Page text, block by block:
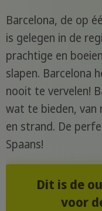
Barcelona, de op
is gelegen in de
prachtige en
slapen. Barcelona
nooit te vervelen!
wat te bieden,
en strand. De
Spaans!
Dit is de
voor